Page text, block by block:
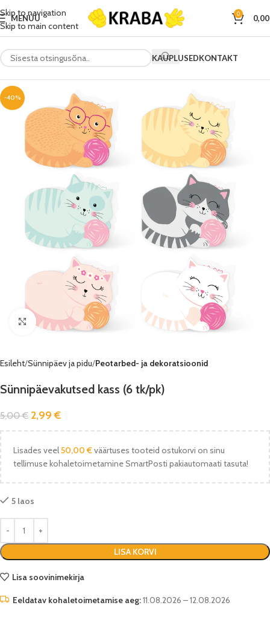
Skip to navigation
Skip to main content
MENÜÜ 0
KAUPLUSEDKONTAKT
-40%
Vaata pilti
Esileht Sünnipäev ja pidu Peotarbed- ja dekoratsioonid
Sünnipäevakutsed kass (6 tk/pk)
5,00€ 2,99€
Lisades veel50,00 €väärtuses tooteid ostukorvi on sinu
tellimuse kohaletoimetamine SmartPosti pakiautomaati tasuta!
5 laos
LISA KORVI
Lisa soovinimekirja
Eeldatav kohaletoimetamise aeg:11.08.2026 – 12.08.2026